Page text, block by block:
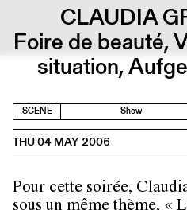
CLAUDIA
Foire de beauté,
situation,
SCENE Show
THU 04 MAY 2006
Pour cette soirée,